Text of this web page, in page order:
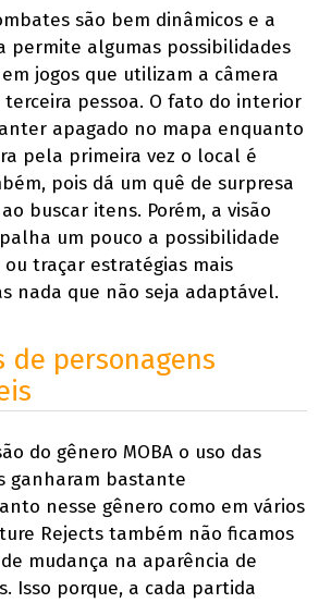
são bem dinâmicos e a
permite algumas possibilidades
jogos que utilizam a câmera
pessoa. O fato do interior
apagado no mapa enquanto
pela primeira vez o local é
pois dá um quê de surpresa
buscar itens. Porém, a visão
um pouco a possibilidade
ou traçar estratégias mais
nada que não seja adaptável.
de personagens
do gênero MOBA o uso das
ganharam bastante
nesse gênero como em vários
Rejects também não ficamos
mudança na aparência de
Isso porque, a cada partida